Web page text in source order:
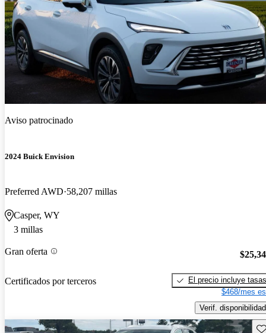
Aviso patrocinado
2024 Buick Envision
Preferred AWD 58,207 millas
Casper, WY
3 millas
Gran oferta
Certificados por terceros
El precio incluye tasas
$468/mes
Verif. disponibilidad